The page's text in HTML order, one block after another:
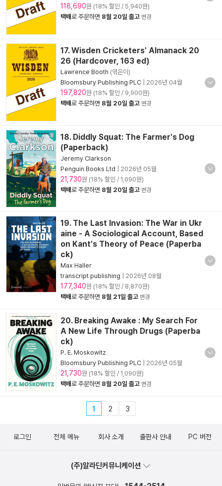
118,690원 (18% 할인 / 5,940원)
택배로 주문하면 8월 20일 출고 변경
17. Wisden Cricketers' Almanack 20
26 (Hardcover, 163 ed)
Lawrence Booth (엮은이)
Bloomsbury Publishing PLC
2026년 04월
197,820원 (18% 할인 / 9,900원)
택배로 주문하면 8월 20일 출고 변경
18. Diddly Squat: The Farmer's Dog
(Paperback)
Jeremy Clarkson
Penguin Books Ltd
2026년 05월
21,730원 (18% 할인 / 1,090원)
택배로 주문하면 8월 20일 출고 변경
19. The Last Invasion: The War in Ukr
aine - A Sociological Account, Based
on Kant's Theory of Peace (Paperba
ck)
Max Haller
transcript publishing
2026년 08월
177,340원 (18% 할인 / 8,870원)
택배로 주문하면 8월 21일 출고 변경
20. Breaking Awake : My Search For
A New Life Through Drugs (Paperba
ck)
P. E. Moskowitz
Bloomsbury Publishing PLC
2026년 05월
21,730원 (18% 할인 / 1,090원)
택배로 주문하면 8월 20일 출고 변경
1 2 3
로그인 전체 메뉴 회사 소개 출판사 안내 PC 버전
(주)알라딘커뮤니케이션